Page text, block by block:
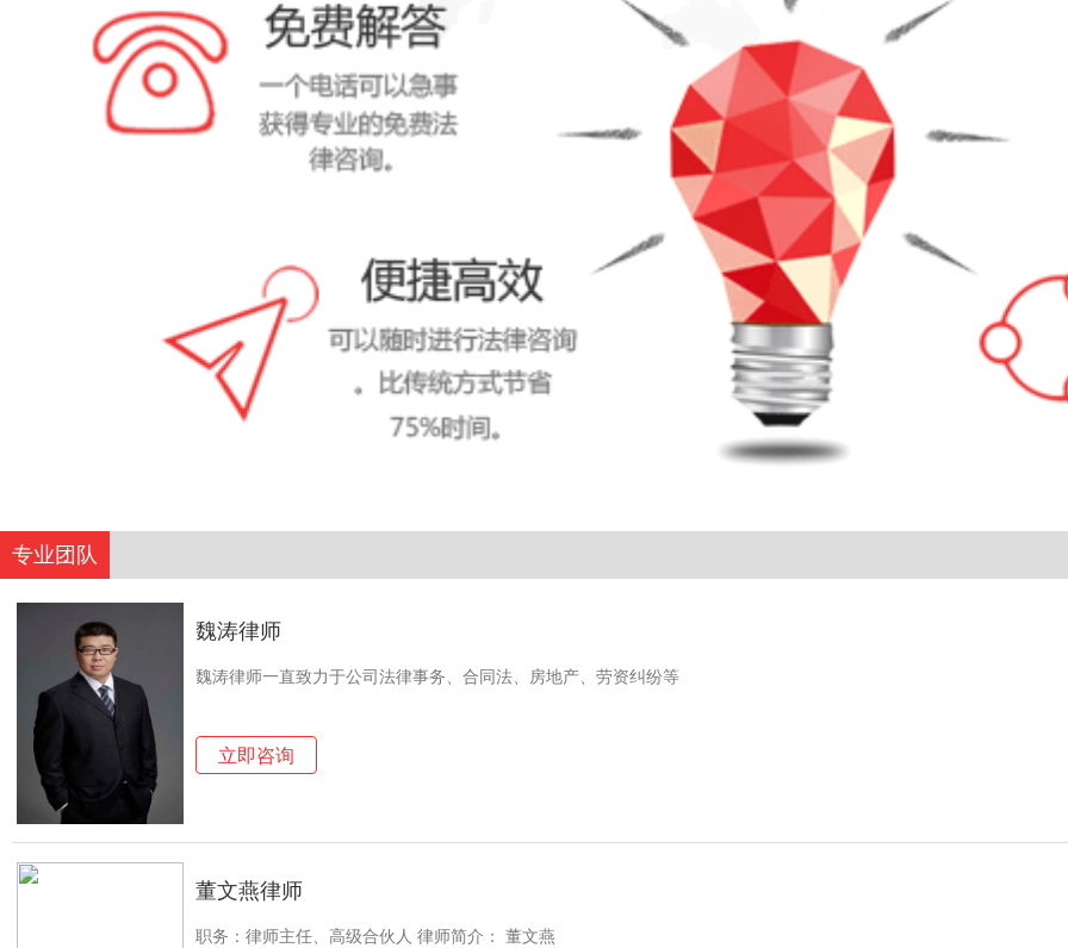
专业团队
魏涛律师
魏涛律师一直致力于公司法律事务、合同法、房地产、劳资纠纷等
立即咨询
董文燕律师
职务：律师主任、高级合伙人 律师简介： 董文燕